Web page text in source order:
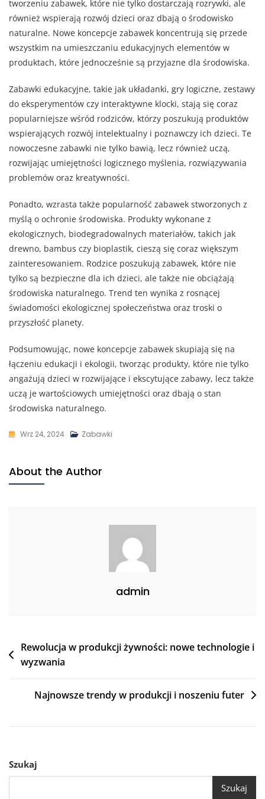
tworzeniu zabawek, które nie tylko dostarczają rozrywki, ale
również wspierają rozwój dzieci oraz dbają o środowisko
naturalne. Nowe koncepcje zabawek koncentrują się przede
wszystkim na umieszczaniu edukacyjnych elementów w
produktach, które jednocześnie są przyjazne dla środowiska.
Zabawki edukacyjne, takie jak układanki, gry logiczne, zestawy
do eksperymentów czy interaktywne klocki, stają się coraz
popularniejsze wśród rodziców, którzy poszukują produktów
wspierających rozwój intelektualny i poznawczy ich dzieci. Te
nowoczesne zabawki nie tylko bawią, lecz również uczą,
rozwijając umiejętności logicznego myślenia, rozwiązywania
problemów oraz kreatywności.
Ponadto, wzrasta także popularność zabawek stworzonych z
myślą o ochronie środowiska. Produkty wykonane z
ekologicznych, biodegradowalnych materiałów, takich jak
drewno, bambus czy bioplastik, cieszą się coraz większym
zainteresowaniem. Rodzice poszukują zabawek, które nie
tylko są bezpieczne dla ich dzieci, ale także nie obciążają
środowiska naturalnego. Trend ten wynika z rosnącej
świadomości ekologicznej społeczeństwa oraz troski o
przyszłość planety.
Podsumowując, nowe koncepcje zabawek skupiają się na
łączeniu edukacji i ekologii, tworząc produkty, które nie tylko
angażują dzieci w rozwijające i ekscytujące zabawy, lecz także
uczą je wartościowych umiejętności oraz dbają o stan
środowiska naturalnego.
Wrz 24, 2024 Zabawki
About the Author
admin
Nawigacja
wpisu
Rewolucja w produkcji żywności: nowe technologie i
wyzwania
Najnowsze trendy w produkcji i noszeniu futer
Szukaj
Szukaj